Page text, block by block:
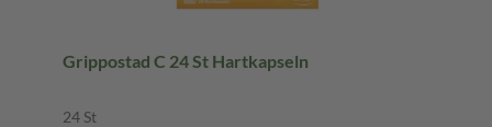
Grippostad C 24 St Hartkapseln
24 St